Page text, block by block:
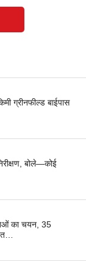
ग्रीनफील्ड बाईपास
बोले—कोई
का चयन, 35